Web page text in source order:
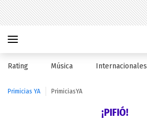
Rating Música Internacionales
Primicias YA PrimiciasYA
¡PIFIÓ!